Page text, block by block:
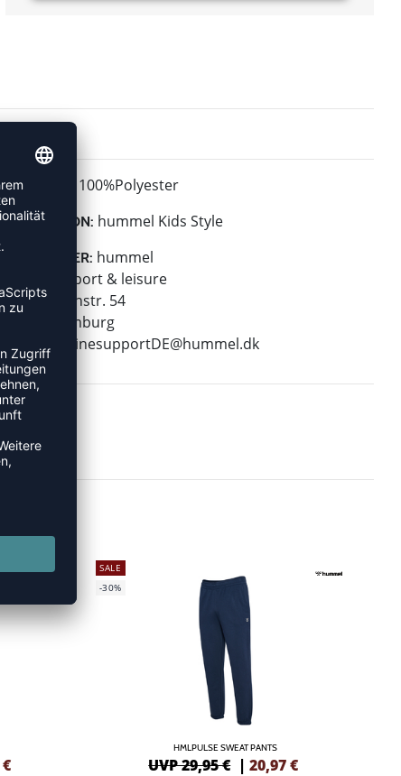
MATERIAL: 100%Polyester
KOLLEKTION: hummel Kids Style
HERSTELLER: hummel
hummel sport & leisure
Leverkusenstr. 54
22761 Hamburg
E-Mail:
onlinesupportDE@hummel.dk
€
SALE
-30%
HMLPULSE SWEAT PANTS
UVP 29,95 € |20,97€